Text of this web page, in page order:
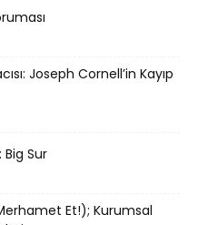
Joseph Cornell’in Kayıp
Big Sur
Et!); Kurumsal